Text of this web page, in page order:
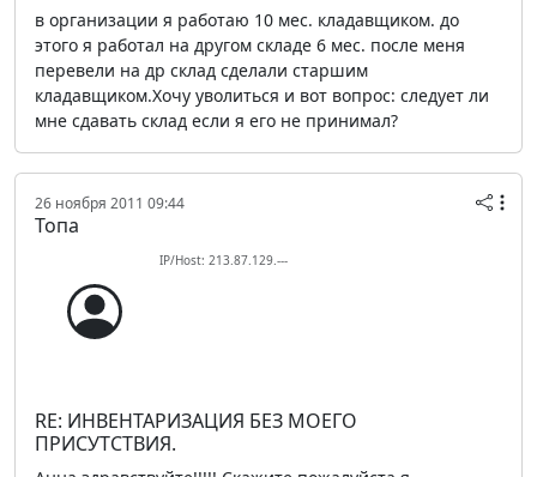
в организации я работаю 10 мес. кладавщиком. до
этого я работал на другом складе 6 мес. после меня
перевели на др склад сделали старшим
кладавщиком.Хочу уволиться и вот вопрос: следует ли
мне сдавать склад если я его не принимал?
26 ноября 2011 09:44
Топа
IP/Host: 213.87.129.---
RE: ИНВЕНТАРИЗАЦИЯ БЕЗ МОЕГО
ПРИСУТСТВИЯ.